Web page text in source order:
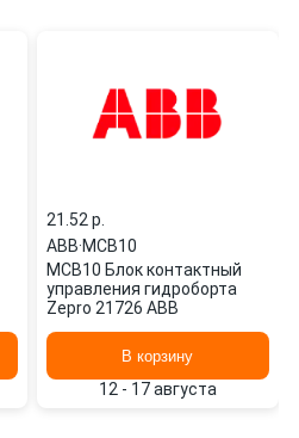
21.52 p.
ABB·MCB10
MCB10 Блок контактный
управления гидроборта
Zepro 21726 ABB
В корзину
12 - 17 августа